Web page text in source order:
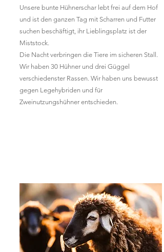
Unsere bunte Hühnerschar lebt frei auf dem Hof
und ist den ganzen Tag mit Scharren und Futter
suchen beschäftigt, ihr Lieblingsplatz ist der
Miststock.
Die Nacht verbringen die Tiere im sicheren Stall.
Wir haben 30 Hühner und drei Güggel
verschiedenster Rassen. Wir haben uns bewusst
gegen Legehybriden und für
Zweinutzungshühner entschieden.